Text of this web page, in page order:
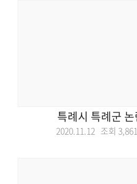
특례시 특례군
2020.11.12 조회 3,861